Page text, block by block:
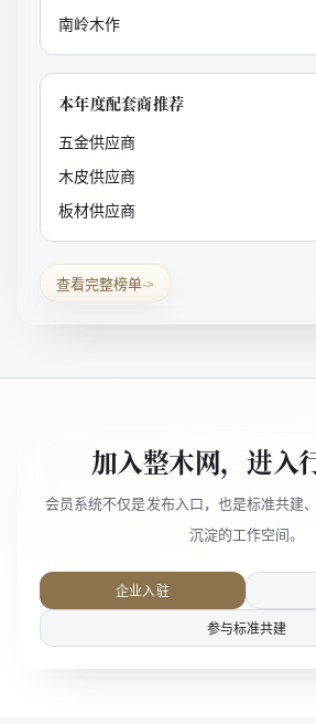
南岭木作
本年度配套商推荐
五金供应商
木皮供应商
板材供应商
查看完整榜单->
加入整木网，进入
会员系统不仅是发布入口，也是标准共建
沉淀的工作空间。
企业入驻
参与标准共建